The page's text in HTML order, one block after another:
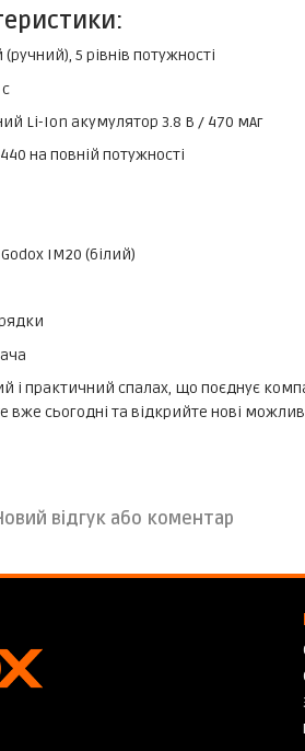
5 рівнів потужності
Li-Ion акумулятор 3.8 В / 470 мАг
на повній потужності
IM20 (білий)
і практичний спалах, що поєднує
вже сьогодні та відкрийте нові
відгук або коментар